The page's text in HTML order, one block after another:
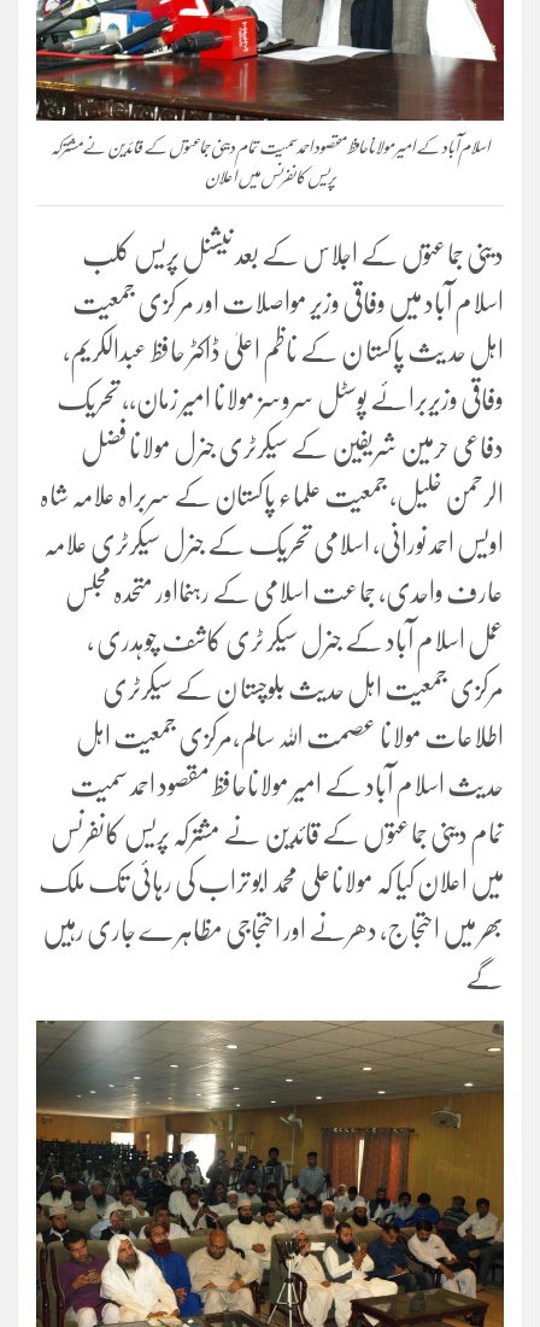
اسلام آباد کے امیر مولاناحافظ مقصود احمد سمیت تمام دینی جماعتو ں کے قائدین نے مشترکہ
پریس کانفرنس میں اعلان
دینی جماعتوں کے اجلاس کے بعد نیشنل پریس کلب
اسلام آباد میں وفاقی وزیر مواصلات اور مر کزی جمعیت
اہل حد یث پاکستا ن کے ناظم اعلیٰ ڈاکٹر حافظ عبدالکریم،
وفاقی وزیربرائے پوسٹل سروسز مولانا امیر زمان،، تحریک
دفاعی حرمین شریفین کے سیکرٹری جنرل مولانا فضل
الرحمن خلیل، جمعیت علماء پاکستان کے سربراہ علامہ شاہ
اویس احمد نورانی، اسلامی تحریک کے جنرل سیکرٹری علامہ
عارف واحدی، جماعت اسلامی کے رہنمااور متحدہ مجلس
عمل اسلام آباد کے جنرل سیکر ٹری کاشف چوہدری ،
مرکزی جمعیت اہل حدیث بلوچستا ن کے سیکرٹری
اطلاعات مولانا عصمت اللہ سالم،مرکزی جمعیت اہل
حدیث اسلام آباد کے امیر مولاناحافظ مقصود احمد سمیت
تمام دینی جماعتو ں کے قائدین نے مشترکہ پریس کانفرنس
میں اعلان کیا کہ مولاناعلی محمد ابو تراب کی رہائی تک ملک
بھر میں احتجاج، دھرنے اور احتجاجی مظاہر ے جاری رہیں
گے